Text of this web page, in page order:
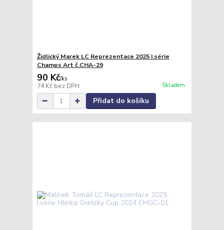
Židlický Marek LC Reprezentace 2025 I.série
Champs Art č.CHA-29
90 Kč/ks
74 Kč bez DPH Skladem
Přidat do košíku